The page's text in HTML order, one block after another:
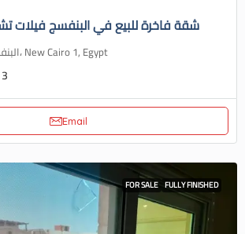
شقة فاخرة للبيع في البنفسج فيلات
البنفسج التجمع الاول، New Cairo 1, Egypt
3
Email
FOR SALE FULLY FINISHED